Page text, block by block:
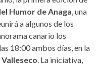
Humor de Anaga, una
a algunos de los
canario los
18:00 ambos días, en la
Valleseco. La iniciativa,